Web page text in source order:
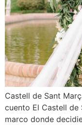
Castell de Sant
cuento El Castell de
marco donde